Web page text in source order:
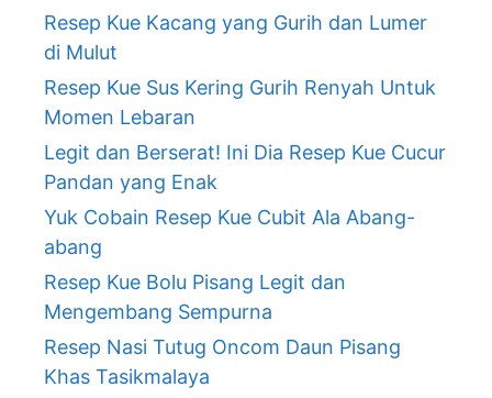
Resep Kue Kacang yang Gurih dan Lumer
di Mulut
Resep Kue Sus Kering Gurih Renyah Untuk
Momen Lebaran
Legit dan Berserat! Ini Dia Resep Kue Cucur
Pandan yang Enak
Yuk Cobain Resep Kue Cubit Ala Abang-
abang
Resep Kue Bolu Pisang Legit dan
Mengembang Sempurna
Resep Nasi Tutug Oncom Daun Pisang
Khas Tasikmalaya